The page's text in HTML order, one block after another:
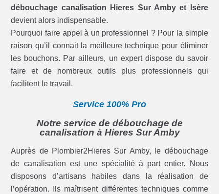
débouchage canalisation Hieres Sur Amby et Isère
devient alors indispensable.
Pourquoi faire appel à un professionnel ? Pour la simple
raison qu’il connait la meilleure technique pour éliminer
les bouchons. Par ailleurs, un expert dispose du savoir
faire et de nombreux outils plus professionnels qui
facilitent le travail.
Service 100% Pro
Notre service de débouchage de
canalisation à Hieres Sur Amby
Auprès de Plombier2Hieres Sur Amby, le débouchage
de canalisation est une spécialité à part entier. Nous
disposons d’artisans habiles dans la réalisation de
l’opération. Ils maîtrisent différentes techniques comme